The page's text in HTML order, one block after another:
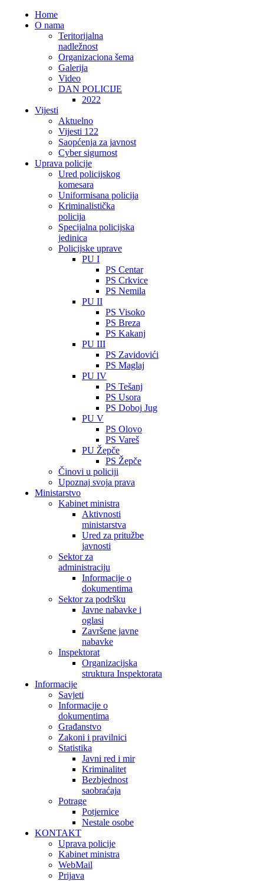
Home
O nama
Teritorijalna
nadležnost
Organizaciona šema
Galerija
Video
DAN POLICIJE
2022
Vijesti
Aktuelno
Vijesti 122
Saopćenja za javnost
Cyber sigurnost
Uprava policije
Ured policijskog
komesara
Uniformisana policija
Kriminalistička
policija
Specijalna policijska
jedinica
Policijske uprave
PU I
PS Centar
PS Crkvice
PS Nemila
PU II
PS Visoko
PS Breza
PS Kakanj
PU III
PS Zavidovići
PS Maglaj
PU IV
PS Tešanj
PS Usora
PS Doboj Jug
PU V
PS Olovo
PS Vareš
PU Žepče
PS Žepče
Činovi u policiji
Upoznaj svoja prava
Ministarstvo
Kabinet ministra
Aktivnosti
ministarstva
Ured za pritužbe
javnosti
Sektor za
administraciju
Informacije o
dokumentima
Sektor za podršku
Javne nabavke i
oglasi
Završene javne
nabavke
Inspektorat
Organizacijska
struktura Inspektorata
Informacije
Savjeti
Informacije o
dokumentima
Građanstvo
Zakoni i pravilnici
Statistika
Javni red i mir
Kriminalitet
Bezbjednost
saobraćaja
Potrage
Potjernice
Nestale osobe
KONTAKT
Uprava policije
Kabinet ministra
WebMail
Prijava